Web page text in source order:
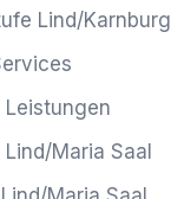
Lind/Karnburg
Leistungen
Maria Saal